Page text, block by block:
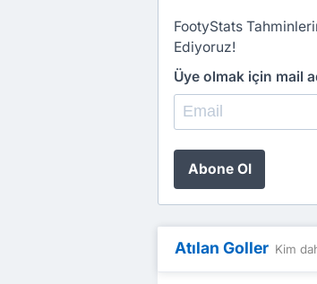
FootyStats
Ediyoruz!
Üye olmak için mail
Abone Ol
Atılan Goller Kim